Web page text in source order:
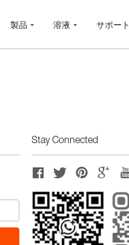
製品 溶液 サポート
Stay Connected